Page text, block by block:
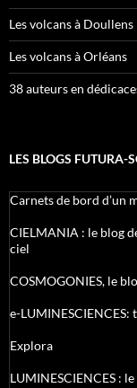
Les volcans à Doullens
Les volcans à Orléans
38 auteurs en
LES BLOGS FUTURA-
Carnets de bord d’un
CIELMANIA : le blog
ciel
COSMOGONIES, le
e-
Explora
LUMINESCIENCES :